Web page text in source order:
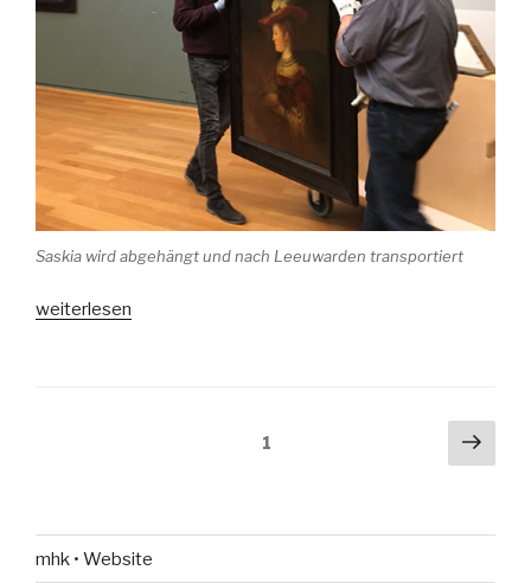
Saskia wird abgehängt und nach Leeuwarden transportiert
„Kunstwerke
weiterlesen
1
mhk • Website